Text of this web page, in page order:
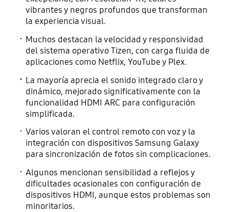
vibrantes y negros profundos que transforman
la experiencia visual.
Muchos destacan la velocidad y responsividad
del sistema operativo Tizen, con carga fluida de
aplicaciones como Netflix, YouTube y Plex.
La mayoría aprecia el sonido integrado claro y
dinámico, mejorado significativamente con la
funcionalidad HDMI ARC para configuración
simplificada.
Varios valoran el control remoto con voz y la
integración con dispositivos Samsung Galaxy
para sincronización de fotos sin complicaciones.
Algunos mencionan sensibilidad a reflejos y
dificultades ocasionales con configuración de
dispositivos HDMI, aunque estos problemas son
minoritarios.